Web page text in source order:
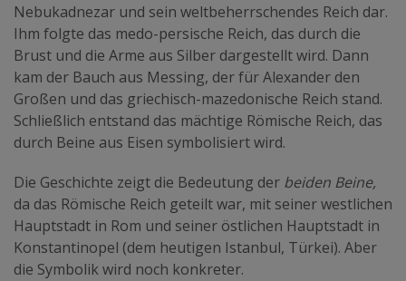
Nebukadnezar und sein weltbeherrschendes Reich dar.
Ihm folgte das medo-persische Reich, das durch die
Brust und die Arme aus Silber dargestellt wird. Dann
kam der Bauch aus Messing, der für Alexander den
Großen und das griechisch-mazedonische Reich stand.
Schließlich entstand das mächtige Römische Reich, das
durch Beine aus Eisen symbolisiert wird.
Die Geschichte zeigt die Bedeutung der beiden Beine,
da das Römische Reich geteilt war, mit seiner westlichen
Hauptstadt in Rom und seiner östlichen Hauptstadt in
Konstantinopel (dem heutigen Istanbul, Türkei). Aber
die Symbolik wird noch konkreter.